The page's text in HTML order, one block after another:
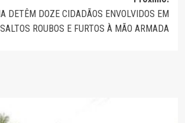
DETÊM DOZE CIDADÃOS ENVOLVIDOS EM
ROUBOS E FURTOS À MÃO ARMADA